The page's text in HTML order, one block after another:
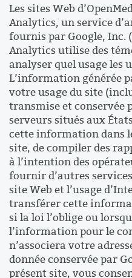
Les sites Web
Analytics, un service
fournis par Google, Inc.
Analytics utilise des
analyser quel usage les
L’information générée
votre usage du site
transmise et conservée
serveurs situés aux
cette information dans
site, de compiler des
à l’intention des
fournir d’autres
site Web et l’usage
transférer cette
si la loi l’oblige ou
l’information pour le
n’associera votre
donnée conservée par
présent site, vous